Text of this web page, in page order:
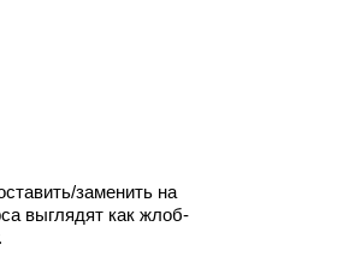
заменить на
выглядят как жлоб-